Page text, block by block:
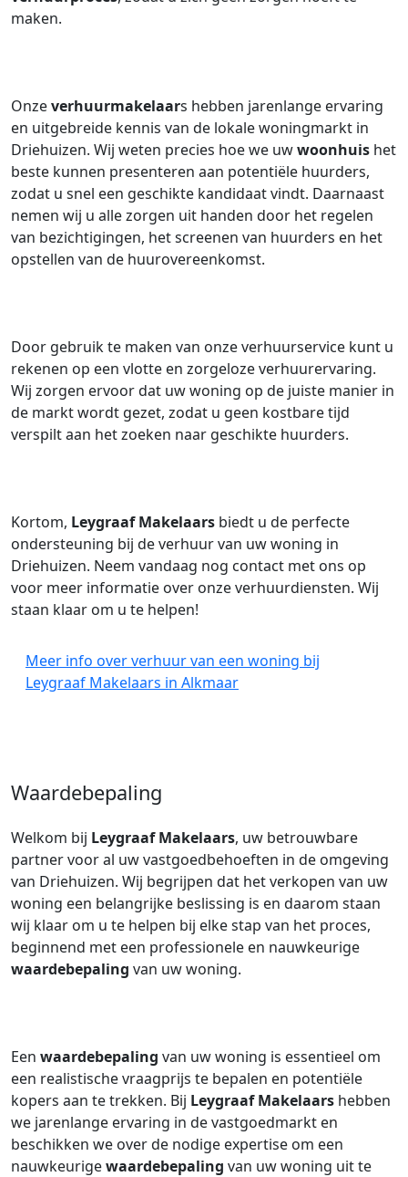
maken.
Onzeverhuurmakelaars hebben jarenlange ervaring
en uitgebreide kennis van de lokale woningmarkt in
Driehuizen. Wij weten precies hoe we uwwoonhuis het
beste kunnen presenteren aan potentiële huurders,
zodat u snel een geschikte kandidaat vindt. Daarnaast
nemen wij u alle zorgen uit handen door het regelen
van bezichtigingen, het screenen van huurders en het
opstellen van de huurovereenkomst.
Door gebruik te maken van onze verhuurservice kunt u
rekenen op een vlotte en zorgeloze verhuurervaring.
Wij zorgen ervoor dat uw woning op de juiste manier in
de markt wordt gezet, zodat u geen kostbare tijd
verspilt aan het zoeken naar geschikte huurders.
Kortom, Leygraaf Makelaars biedt u de perfecte
ondersteuning bij de verhuur van uw woning in
Driehuizen. Neem vandaag nog contact met ons op
voor meer informatie over onze verhuurdiensten. Wij
staan klaar om u te helpen!
Meer info over verhuur van een woning bij
Leygraaf Makelaars in Alkmaar
Waardebepaling
Welkom bij Leygraaf Makelaars, uw betrouwbare
partner voor al uw vastgoedbehoeften in de omgeving
van Driehuizen. Wij begrijpen dat het verkopen van uw
woning een belangrijke beslissing is en daarom staan
wij klaar om u te helpen bij elke stap van het proces,
beginnend met een professionele en nauwkeurige
waardebepaling van uw woning.
Een waardebepaling van uw woning is essentieel om
een realistische vraagprijs te bepalen en potentiële
kopers aan te trekken. Bij Leygraaf Makelaars hebben
we jarenlange ervaring in de vastgoedmarkt en
beschikken we over de nodige expertise om een
nauwkeurigewaardebepaling van uw woning uit te